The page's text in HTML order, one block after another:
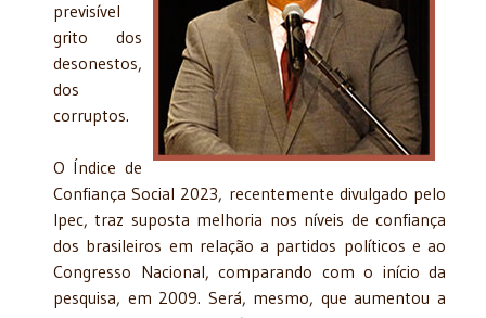
previsível
grito dos
desonestos,
dos
corruptos.
O Índice de
Confiança Social 2023, recentemente divulgado pelo
Ipec, traz suposta melhoria nos níveis de confiança
dos brasileiros em relação a partidos políticos e ao
Congresso Nacional, comparando com o início da
pesquisa, em 2009. Será, mesmo, que aumentou a